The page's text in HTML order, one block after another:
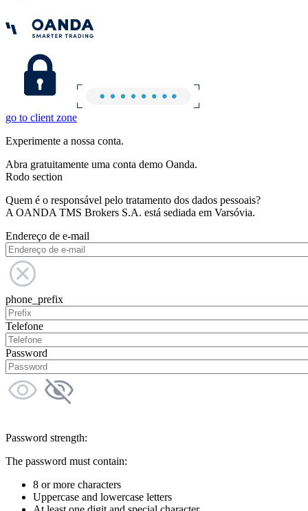
go to client zone
Experimente a nossa conta.
Abra gratuitamente uma conta demo Oanda.
Rodo section
Quem é o responsável pelo tratamento dos dados pessoais?
A OANDA TMS Brokers S.A. está sediada em Varsóvia.
Endereço de e-mail
phone_prefix
Telefone
Password
Password strength:
The password must contain:
8 or more characters
Uppercase and lowercase letters